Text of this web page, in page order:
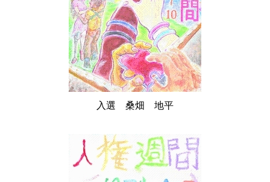
入選 桑畑 地平